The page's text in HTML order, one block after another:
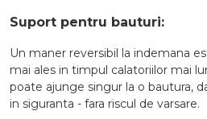
Suport pentru bauturi:
Un maner reversibil la indemana
mai ales in timpul calatoriilor mai
poate ajunge singur la o bautura,
in siguranta - fara riscul de varsare.